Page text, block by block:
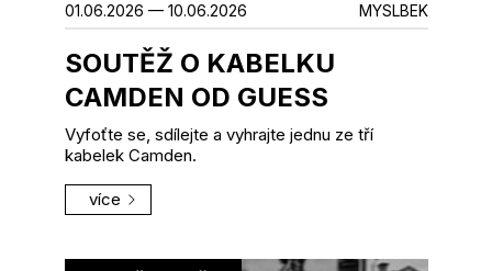
01.06.2026 — 10.06.2026 MYSLBEK
SOUTĚŽ O KABELKU
CAMDEN OD GUESS
Vyfoťte se, sdílejte a vyhrajte jednu ze tří
kabelek Camden.
více